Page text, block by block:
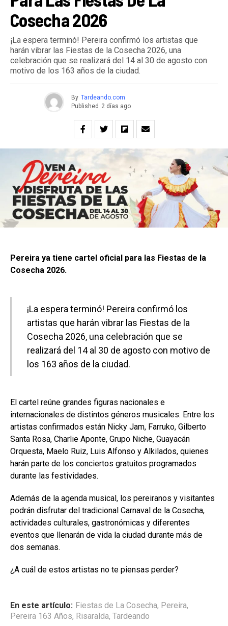
Cosecha 2026
¡La espera terminó! Pereira confirmó los artistas que
harán vibrar las Fiestas de la Cosecha 2026, una
celebración que se realizará del 14 al 30 de agosto con
motivo de los 163 años de la ciudad.
By Tardeando.com
Published 2 días ago
Pereira ya tiene cartel oficial para las Fiestas de la
Cosecha 2026.
¡La espera terminó! Pereira confirmó los
artistas que harán vibrar las Fiestas de la
Cosecha 2026, una celebración que se
realizará del 14 al 30 de agosto con motivo de
los 163 años de la ciudad.
El cartel reúne grandes figuras nacionales e
internacionales de distintos géneros musicales. Entre los
artistas confirmados están Nicky Jam, Farruko, Gilberto
Santa Rosa, Charlie Aponte, Grupo Niche, Guayacán
Orquesta, Maelo Ruiz, Luis Alfonso y Alkilados, quienes
harán parte de los conciertos gratuitos programados
durante las festividades.
Además de la agenda musical, los pereiranos y visitantes
podrán disfrutar del tradicional Carnaval de la Cosecha,
actividades culturales, gastronómicas y diferentes
eventos que llenarán de vida la ciudad durante más de
dos semanas.
¿A cuál de estos artistas no te piensas perder?
En este artículo: Fiestas de La Cosecha, Pereira,
Pereira 163 Años, Risaralda, Tardeando